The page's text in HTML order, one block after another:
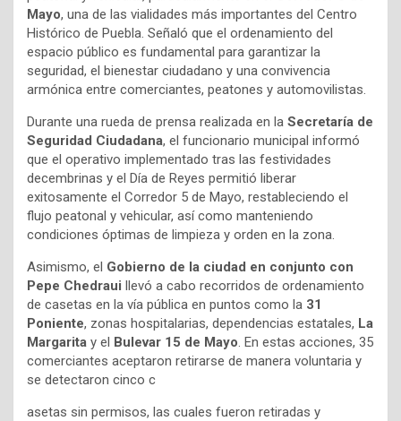
Mayo, una de las vialidades más importantes del Centro
Histórico de Puebla. Señaló que el ordenamiento del
espacio público es fundamental para garantizar la
seguridad, el bienestar ciudadano y una convivencia
armónica entre comerciantes, peatones y automovilistas.
Durante una rueda de prensa realizada en la Secretaría de
Seguridad Ciudadana, el funcionario municipal informó
que el operativo implementado tras las festividades
decembrinas y el Día de Reyes permitió liberar
exitosamente el Corredor 5 de Mayo, restableciendo el
flujo peatonal y vehicular, así como manteniendo
condiciones óptimas de limpieza y orden en la zona.
Asimismo, el Gobierno de la ciudad en conjunto con
Pepe Chedraui llevó a cabo recorridos de ordenamiento
de casetas en la vía pública en puntos como la 31
Poniente, zonas hospitalarias, dependencias estatales, La
Margarita y el Bulevar 15 de Mayo. En estas acciones, 35
comerciantes aceptaron retirarse de manera voluntaria y
se detectaron cinco c
asetas sin permisos, las cuales fueron retiradas y